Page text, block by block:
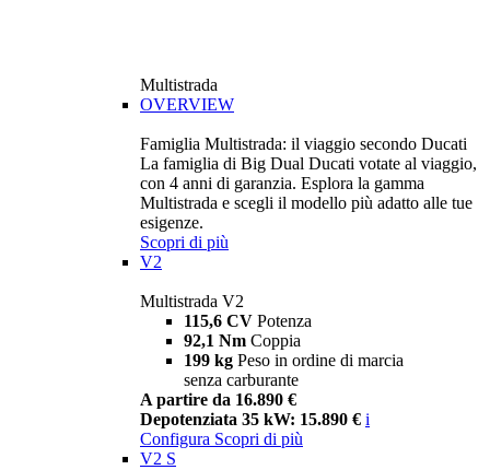
Multistrada
OVERVIEW
Famiglia Multistrada: il viaggio secondo Ducati
La famiglia di Big Dual Ducati votate al viaggio,
con 4 anni di garanzia. Esplora la gamma
Multistrada e scegli il modello più adatto alle tue
esigenze.
Scopri di più
V2
Multistrada V2
115,6 CV Potenza
92,1 Nm Coppia
199 kg Peso in ordine di marcia
senza carburante
A partire da 16.890 €
Depotenziata 35 kW: 15.890 € i
Configura Scopri di più
V2 S